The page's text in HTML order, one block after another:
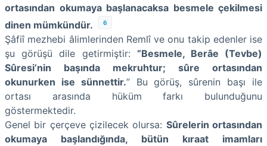
ortasından okumaya başlanacaksa besmele çekilmesi
dinen mümkündür.
6
Şâfiî mezhebi âlimlerinden Remlî ve onu takip edenler ise
şu görüşü dile getirmiştir: “Besmele, Berâe (Tevbe)
Sûresi’nin başında mekruhtur; sûre ortasından
okunurken ise sünnettir.” Bu görüş, sûrenin başı ile
ortası arasında hüküm farkı bulunduğunu
göstermektedir.
Genel bir çerçeve çizilecek olursa: Sûrelerin ortasından
okumaya başlandığında, bütün kıraat imamları